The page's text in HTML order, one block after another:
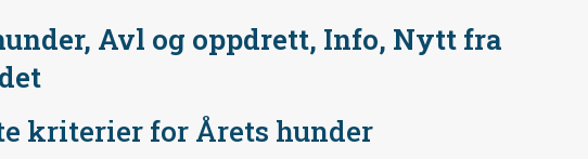
Avl og oppdrett, Info, Nytt fra
kriterier for Årets hunder